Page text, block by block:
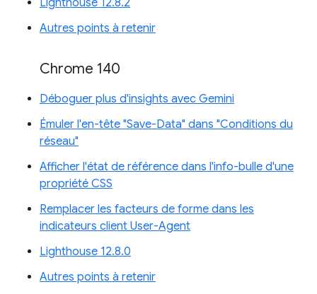
Autres points à retenir
Chrome 140
Déboguer plus d'insights avec Gemini
Émuler l'en-tête "Save-Data" dans "Conditions du
réseau"
Afficher l'état de référence dans l'info-bulle d'une
propriété CSS
Remplacer les facteurs de forme dans les
indicateurs client User-Agent
Lighthouse 12.8.0
Autres points à retenir